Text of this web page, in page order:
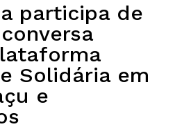
participa de
Solidária em
e